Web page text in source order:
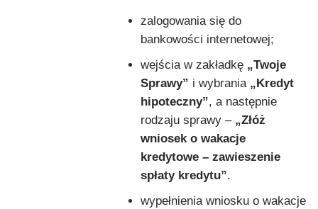
zalogowania się do
bankowości internetowej;
wejścia w zakładkę „Twoje
Sprawy” i wybrania „Kredyt
hipoteczny”, a następnie
rodzaju sprawy – „Złóż
wniosek o wakacje
kredytowe – zawieszenie
spłaty kredytu”.
wypełnienia wniosku o wakacje